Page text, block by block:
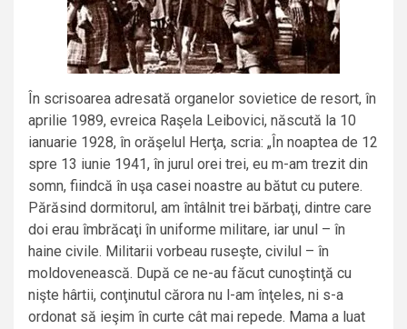
În scrisoarea adresată organelor sovietice de resort, în
aprilie 1989, evreica Raşela Leibovici, născută la 10
ianuarie 1928, în orăşelul Herţa, scria: „În noaptea de 12
spre 13 iunie 1941, în jurul orei trei, eu m-am trezit din
somn, fiindcă în uşa casei noastre au bătut cu putere.
Părăsind dormitorul, am întâlnit trei bărbaţi, dintre care
doi erau îmbrăcaţi în uniforme militare, iar unul – în
haine civile. Militarii vorbeau ruseşte, civilul – în
moldovenească. După ce ne-au făcut cunoştinţă cu
nişte hârtii, conţinutul cărora nu l-am înţeles, ni s-a
ordonat să ieşim în curte cât mai repede. Mama a luat